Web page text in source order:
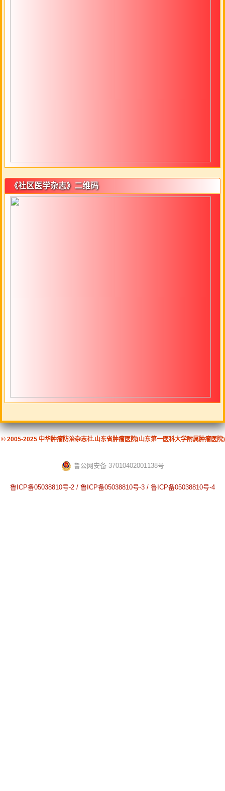
《社区医学杂志》二维码
© 2005-2025 中华肿瘤防治杂志社.山东省肿瘤医院(山东第一医科大学附属肿瘤医院)
鲁公网安备 37010402001138号
鲁ICP备05038810号-2 / 鲁ICP备05038810号-3 / 鲁ICP备05038810号-4